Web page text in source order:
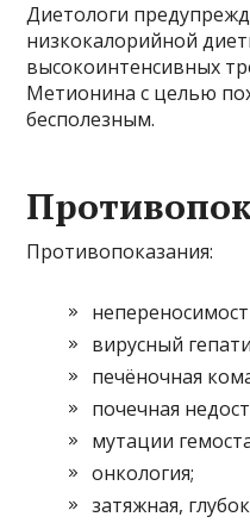
Диетологи
низкокалорийной
высокоинтенсивных
Метионина с целью
бесполезным.
Противопоказания:
вирусный
печёночная
почечная
мутации
онкология;
затяжная,